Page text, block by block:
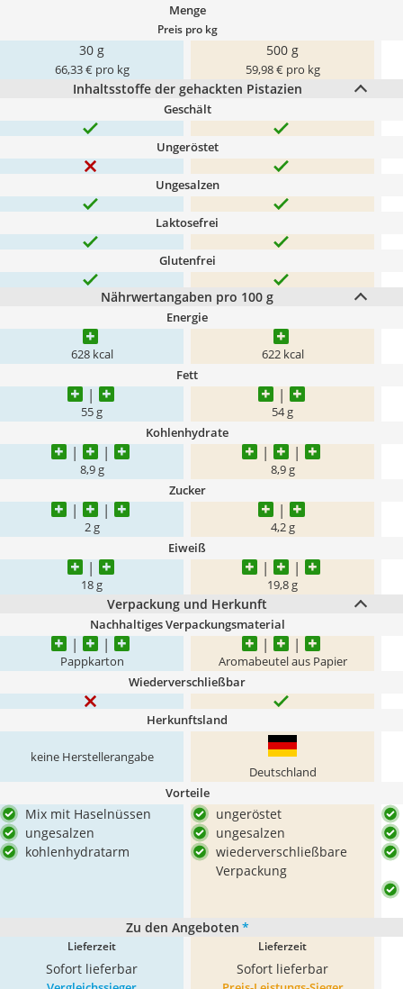
Menge
Preis pro kg
30 g
66,33 € pro kg
500 g
59,98 € pro kg
Inhaltsstoffe der gehackten Pistazien
Geschält
Ungeröstet
Ungesalzen
Laktosefrei
Glutenfrei
Nährwertangaben pro 100 g
Energie
628 kcal 622 kcal
Fett
55 g 54 g
Kohlenhydrate
8,9 g 8,9 g
Zucker
2 g 4,2 g
Eiweiß
18 g 19,8 g
Verpackung und Herkunft
Nachhaltiges Verpackungsmaterial
Pappkarton Aromabeutel aus Papier
Wiederverschließbar
Herkunftsland
keine Herstellerangabe
Deutschland
Vorteile
Mix mit Haselnüssen
ungesalzen
kohlenhydratarm
ungeröstet
ungesalzen
wiederverschließbare
Verpackung
Zu den Angeboten *
Lieferzeit
Sofort lieferbar
Lieferzeit
Sofort lieferbar